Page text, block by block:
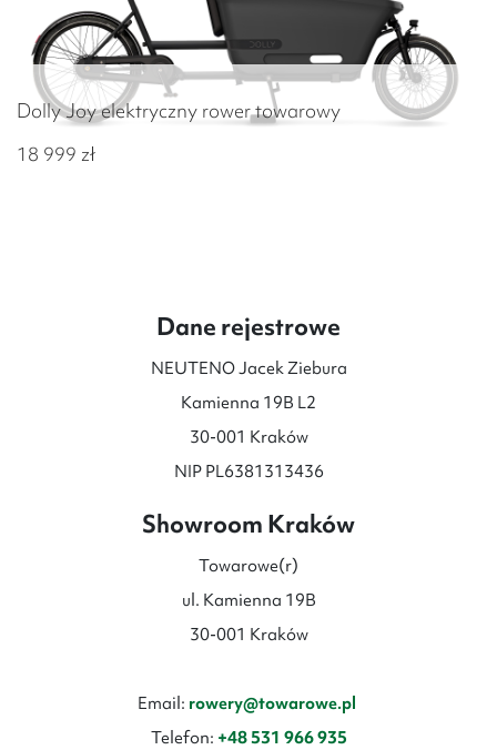
Dolly Joy elektryczny rower towarowy
18 999 zł
Dane rejestrowe
NEUTENO Jacek Ziebura
Kamienna 19B L2
30-001 Kraków
NIP PL6381313436
Showroom Kraków
Towarowe(r)
ul. Kamienna 19B
30-001 Kraków
Email: rowery@towarowe.pl
Telefon: +48 531 966 935